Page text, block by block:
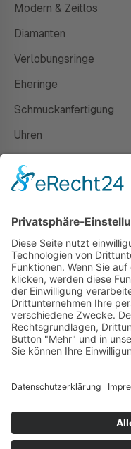
Modern & Zeitlos
Diamanten
Verlobungsringe
Eheringe
Schmuckanfertigung
Uhren
Susanne Steiger
Geschäfte
Newsletter
Kontakt
© 2026